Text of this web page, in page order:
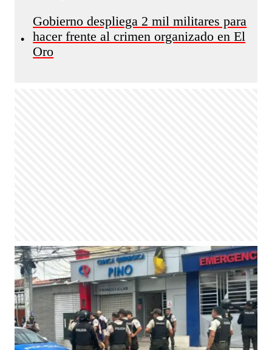
•
Gobierno despliega 2 mil militares para
hacer frente al crimen organizado en El
Oro